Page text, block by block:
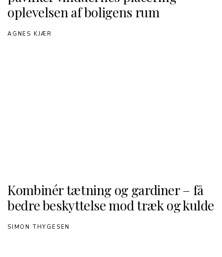
oplevelsen af boligens rum
AGNES KJÆR
Kombinér tætning og gardiner – få
bedre beskyttelse mod træk og kulde
SIMON THYGESEN